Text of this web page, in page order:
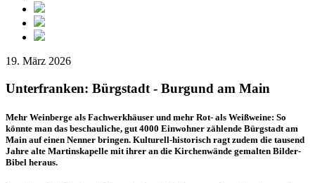
19. März 2026
Unterfranken: Bürgstadt - Burgund am Main
Mehr Weinberge als Fachwerkhäuser und mehr Rot- als Weißweine: So
könnte man das beschauliche, gut 4000 Einwohner zählende Bürgstadt am
Main auf einen Nenner bringen. Kulturell-historisch ragt zudem die tausend
Jahre alte Martinskapelle mit ihrer an die Kirchenwände gemalten Bilder-
Bibel heraus.